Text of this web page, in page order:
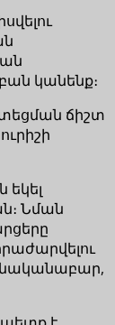
կանենք։
ճիշտ
Նման